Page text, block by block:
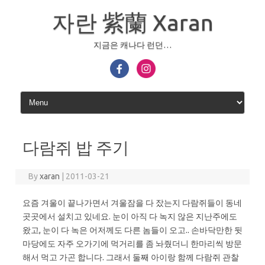
자란 紫蘭 Xaran
지금은 캐나다 런던…
다람쥐 밥 주기
Byxaran 2011-03-21
요즘 겨울이 끝나가면서 겨울잠을 다 잤는지 다람쥐들이 동네
곳곳에서 설치고 있네요. 눈이 아직 다 녹지 않은 지난주에도
왔고, 눈이 다 녹은 어저께도 다른 놈들이 오고.. 손바닥만한 뒷
마당에도 자주 오가기에 먹거리를 좀 놔줬더니 한마리씩 방문
해서 먹고 가곤 합니다. 그래서 둘째 아이랑 함께 다람쥐 관찰